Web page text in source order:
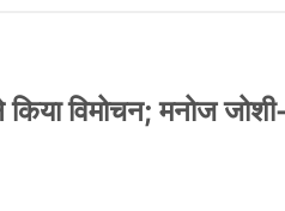
ने किया विमोचन; मनोज